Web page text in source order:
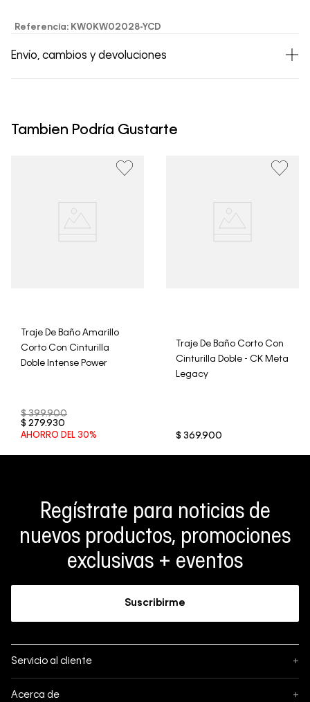
Referencia: KW0KW02028-YCD
Envío, cambios y devoluciones
un período de 30 días calendario tras la recepción.
clientes, no aceptamos devoluciones en ropa interior y
Tambien Podría Gustarte
Traje De Baño Amarillo
Corto Con Cinturilla
Doble Intense Power
$ 399.900
$ 279.930
AHORRO DEL 30%
Traje De Baño Corto Con
Cinturilla Doble - CK Meta
Legacy
$ 369.900
Regístrate para noticias de
nuevos productos, promociones
exclusivas + eventos
Suscribirme
Servicio al cliente +
Acerca de +